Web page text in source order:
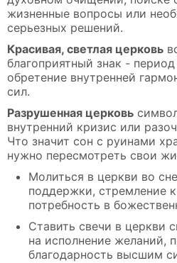
жизненные вопросы или
серьезных решений.
Красивая, светлая церковь
благоприятный знак -
обретение внутренней
сил.
Разрушенная церковь
внутренний кризис или
Что значит сон с руинами
нужно пересмотреть свои
Молиться в церкви во
поддержки, стремление
потребность в
Ставить свечи в церкви
на исполнение желаний,
благодарность высшим